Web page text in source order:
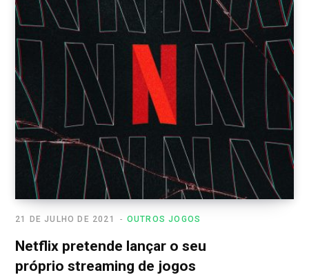
OUTROS JOGOS
21 DE JULHO DE 2021
Netflix pretende lançar o seu
próprio streaming de jogos